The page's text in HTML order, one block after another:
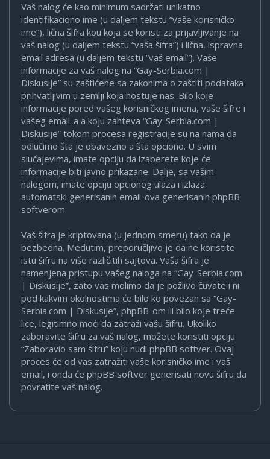
Vaš nalog će kao minimum sadržati unikatno
identifikaciono ime (u daljem tekstu “vaše korisničko
ime”), lična šifra kou koja se koristi za prijavljivanje na
vaš nalog (u daljem tekstu “vaša šifra”) i lična, ispravna
email adresa (u daljem tekstu “vaš email”). Vaše
informacije za vaš nalog na “Gay-Serbia.com |
Diskusije” su zaštićene sa zakonima o zaštiti podataka
prihvatljivim u zemlji koja hostuje nas. Bilo koje
informacije pored vašeg korisničkog imena, vaše šifre i
vašeg email-a a koju zahteva “Gay-Serbia.com |
Diskusije” tokom procesa registracije su na nama da
odlučimo šta je obavezno a šta opciono. U svim
slučajevima, imate opciju da izaberete koje će
informacije biti javno prikazane. Dalje, sa vašim
nalogom, imate opciju opcionog ulaza i izlaza
automatski generisanih email-ova generisanih phpBB
softverom.
Vaš šifra je kriptovana (u jednom smeru) tako da je
bezbedna. Međutim, preporučljivo je da ne koristite
istu šifru na više različitih sajtova. Vaša šifra je
namenjena pristupu vašeg naloga na “Gay-Serbia.com
| Diskusije”, zato vas molimo da je požlivo čuvate i ni
pod kakvim okolnostima će bilo ko povezan sa “Gay-
Serbia.com | Diskusije”, phpBB-om ili bilo koje treće
lice, legitimno moći da zatraži vašu šifru. Ukoliko
zaboravite šifru za vaš nalog, možete koristiti opciju
“Zaboravio sam šifru” koju nudi phpBB softver. Ovaj
proces će od vas zatražiti vaše korisničko ime i vaš
email, i onda će phpBB softver generisati novu šifru da
povratite vaš nalog.